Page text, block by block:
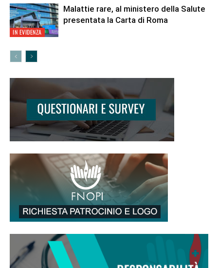
IN EVIDENZA
Malattie rare, al ministero della Salute
presentata la Carta di Roma